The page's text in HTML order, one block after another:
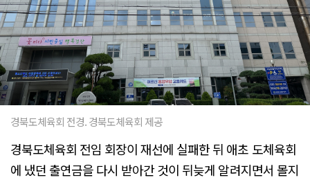
경북도체육회 전경. 경북도체육회 제공
경북도체육회 전임 회장이 재선에 실패한 뒤 애초 도체육회
에 냈던 출연금을 다시 받아간 것이 뒤늦게 알려지면서 몰지